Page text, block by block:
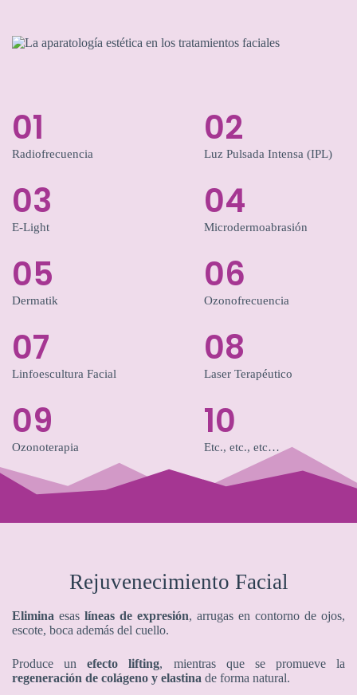
01
Radiofrecuencia
02
Luz Pulsada Intensa (IPL)
03
E-Light
04
Microdermoabrasión
05
Dermatik
06
Ozonofrecuencia
07
Linfoescultura Facial
08
Laser Terapéutico
09
Ozonoterapia
10
Etc., etc., etc…
Rejuvenecimiento Facial
Elimina esas líneas de expresión, arrugas en contorno de ojos,
escote, boca además del cuello.
Produce unefecto lifting, mientras que se promueve la
regeneración de colágeno y elastina de forma natural.